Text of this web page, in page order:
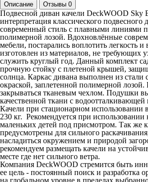
Описание Отзывы 0
Подвесной диван качели DeckWOOD Sky
интерпретация классического подвесного
современный стиль с плавными линиями
полимерной лозой. Вдохновлённые
мебели, постарались воплотить легкость
изготовлен из материалов, не требующих
служить круглый год. Данный комплект
прочную стойку с плетеной крышей,
солнца. Каркас дивана выполнен из стали
окраской, заплетенной полимерной
закрываться тканевым чехлом. Подушки
качественной ткани с водоотталкивающей
Качели при стационарном использовании
230 кг. Рекомендуется при использовании
маленьких детей под присмотром. Так же
предусмотрены для сильного
насладиться окружением и природой
рекомендуем размещать качели на
месте где нет сильного ветра.
Компания DeckWOOD стремится быть
ее цель - постоянный поиск и разработка